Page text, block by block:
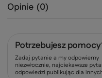
Opinie (0)
Potrzebujesz
Zadaj pytanie a my odpowiemy
niezwłocznie, najciekawsze
odpowiedzi publikując dla